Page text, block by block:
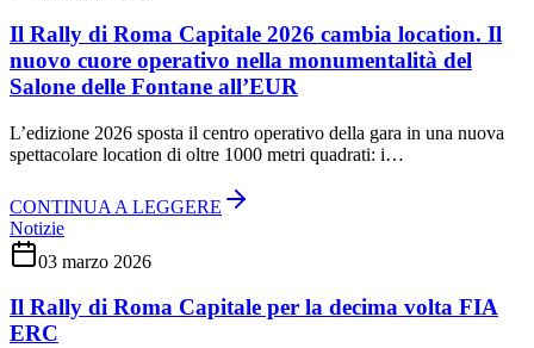
Il Rally di Roma Capitale 2026 cambia location. Il
nuovo cuore operativo nella monumentalità del
Salone delle Fontane all’EUR
L’edizione 2026 sposta il centro operativo della gara in una nuova
spettacolare location di oltre 1000 metri quadrati: i…
CONTINUA A LEGGERE
Notizie
03 marzo 2026
Il Rally di Roma Capitale per la decima volta FIA
ERC